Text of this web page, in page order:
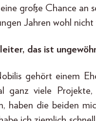
große Chance an
Jahren wohl
das ist
gehört einem
ganz viele
haben die beiden